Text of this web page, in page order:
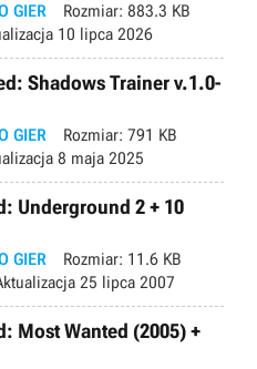
GIER Rozmiar: 883.3 KB
10 lipca 2026
Shadows Trainer v.1.0-
GIER Rozmiar: 791 KB
8 maja 2025
Underground 2 + 10
GIER Rozmiar: 11.6 KB
25 lipca 2007
Most Wanted (2005) +